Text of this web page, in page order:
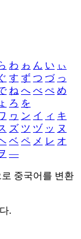
わ ゎ ん い ぃ
す ず つ づ っ
ね へ べ ぺ め
ろ を
ヮ ン イ ィ キ
ズ ツ ヅ ッ ヌ
ベ ペ メ レ オ
―
중국어를 변환
.